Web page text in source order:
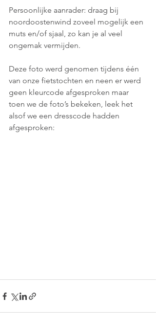
Persoonlijke aanrader: draag bij
noordoostenwind zoveel mogelijk een
muts en/of sjaal, zo kan je al veel
ongemak vermijden.
Deze foto werd genomen tijdens één
van onze fietstochten en neen er werd
geen kleurcode afgesproken maar
toen we de foto’s bekeken, leek het
alsof we een dresscode hadden
afgesproken: